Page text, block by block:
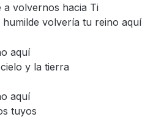
volvernos hacia Ti
volvería tu reino aquí
aquí
y la tierra
aquí
tuyos